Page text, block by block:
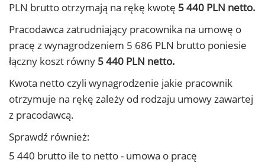
PLN brutto otrzymają na rękę kwotę 5 440 PLN netto.
Pracodawca zatrudniający pracownika na umowę o
pracę z wynagrodzeniem 5 686 PLN brutto poniesie
łączny koszt równy 5 440 PLN netto.
Kwota netto czyli wynagrodzenie jakie pracownik
otrzymuje na rękę zależy od rodzaju umowy zawartej
z pracodawcą.
Sprawdź również:
5 440 brutto ile to netto - umowa o pracę